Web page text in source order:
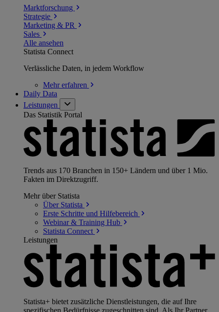
Marktforschung
Strategie
Marketing & PR
Sales
Alle ansehen
Statista Connect
Verlässliche Daten, in jedem Workflow
Mehrerfahren
Daily Data
Leistungen
Das Statistik Portal
Trends aus 170 Branchen in 150+ Ländern und über 1 Mio.
Fakten im Direktzugriff.
Mehr über Statista
Über Statista
Erste Schritte und Hilfebereich
Webinar & Training Hub
Statista Connect
Leistungen
Statista+ bietet zusätzliche Dienstleistungen, die auf Ihre
spezifischen Bedürfnisse zugeschnitten sind. Als Ihr Partner